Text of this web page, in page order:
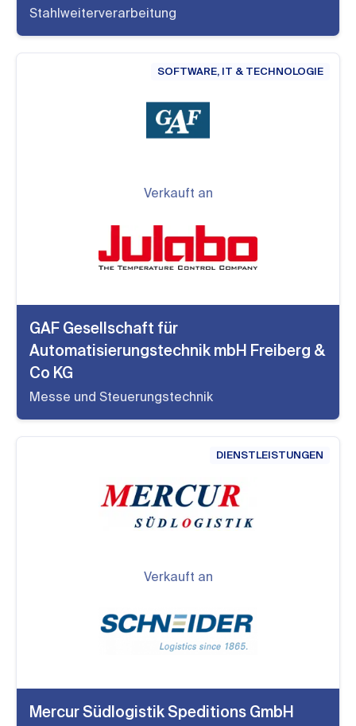
Stahlweiterverarbeitung
SOFTWARE, IT & TECHNOLOGIE
Verkauft an
GAF Gesellschaft für
Automatisierungstechnik mbH Freiberg &
Co KG
Messe und Steuerungstechnik
DIENSTLEISTUNGEN
Verkauft an
Mercur Südlogistik Speditions GmbH